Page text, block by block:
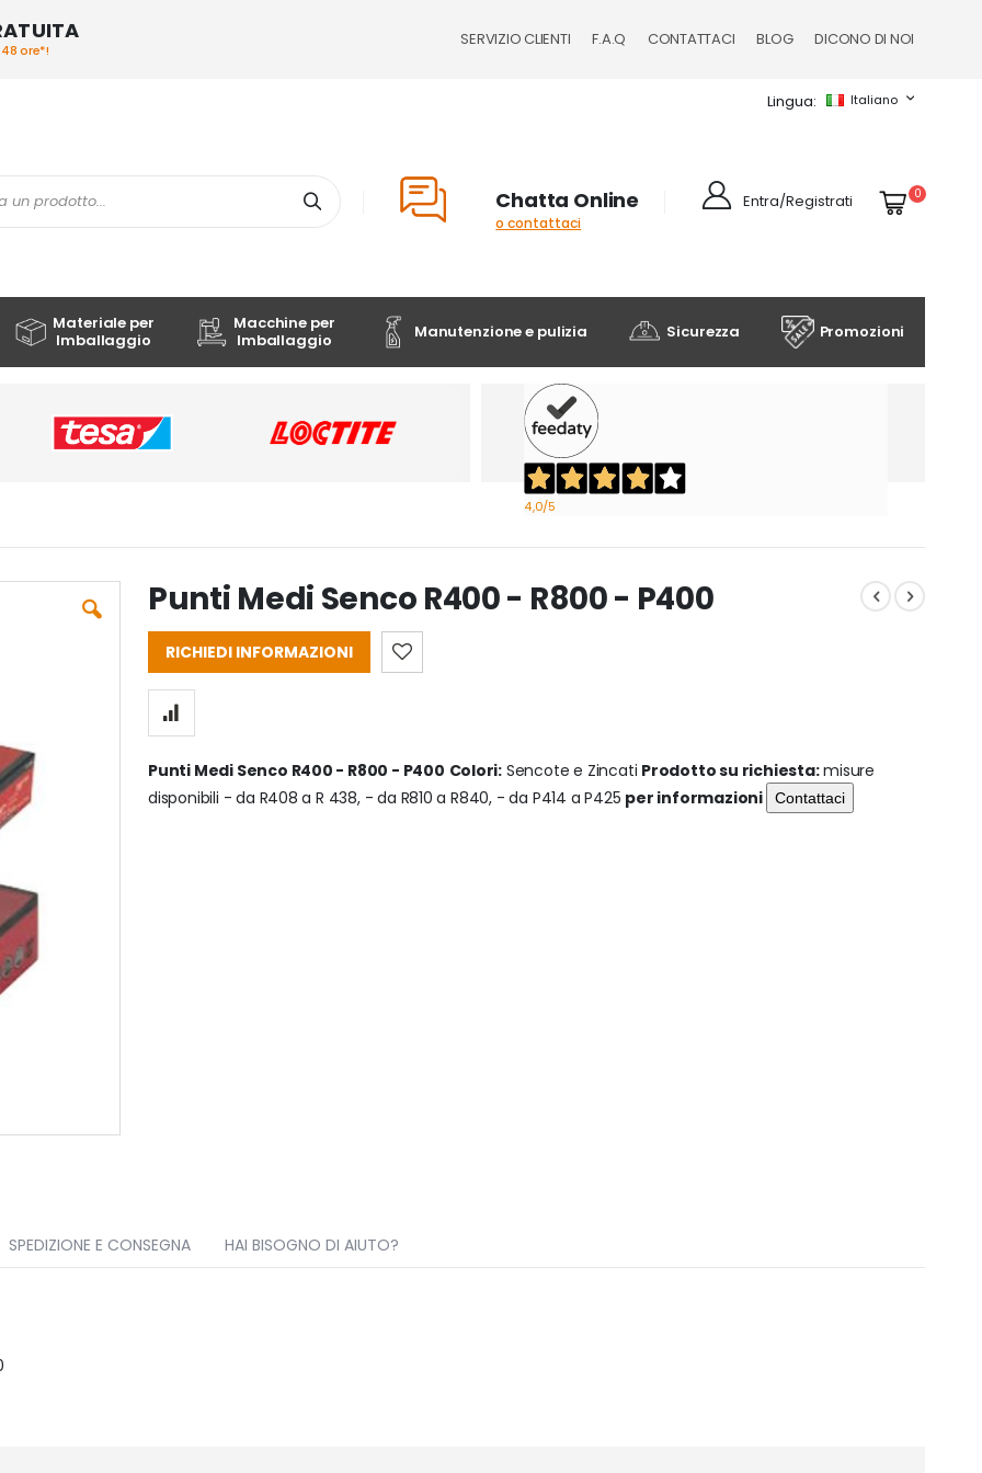
ore*!
SERVIZIO CLIENTI F.A.Q CONTATTACI BLOG DICONO DI NOI
LinguaItaliano
Chatta Online
o contattaci
Entra/Registrati Cart
0elementi
Materiale per
Imballaggio
Macchine per
Imballaggio
Manutenzione e pulizia Sicurezza Promozioni
4,0/5
Punti Medi Senco R400 - R800 - P400
RICHIEDI INFORMAZIONI
Punti Medi Senco R400 - R800 - P400 Colori: Sencote e Zincati Prodotto su richiesta:misure
disponibili - da R408 a R 438, - da R810 a R840, - da P414 a P425 per informazioni
SPEDIZIONE E CONSEGNA HAI BISOGNO DI AIUTO?